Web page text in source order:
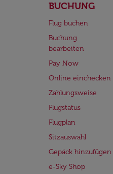
BUCHUNG
Flug buchen
Buchung
bearbeiten
Pay Now
Online einchecken
Zahlungsweise
Flugstatus
Flugplan
Sitzauswahl
Gepäck hinzufügen
e-Sky Shop